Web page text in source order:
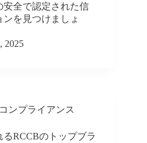
安全で認定された信
を見つけましょ
2025
ンプライアンス
るRCCBのトップブラ